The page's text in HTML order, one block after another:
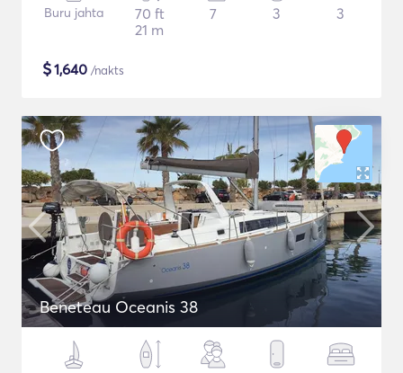
Buru jahta
70 ft
21 m
7 3 3
$1,640 /nakts
Beneteau Oceanis 38